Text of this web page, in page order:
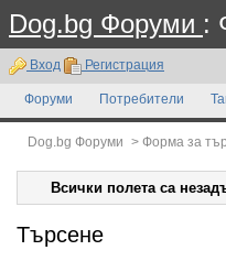
Dog.bg Форуми :
Вход Регистрация
Форуми Потребители
Dog.bg Форуми > Форма за
Всички полета са
Търсене